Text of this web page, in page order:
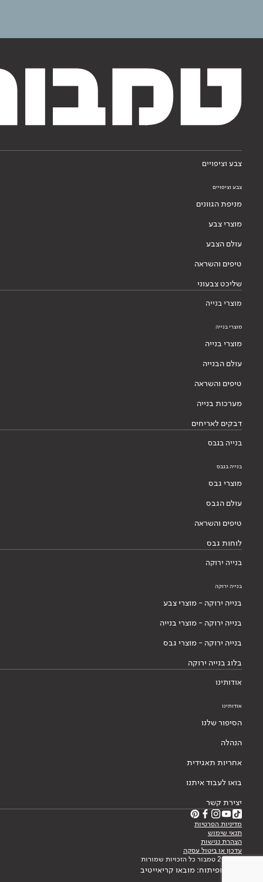
צבע וציפויים
צבע וציפויים
מניפת הגוונים
מוצרי צבע
עולם הצבע
טיפים והשראה
שליכט צבעוני
מוצרי בנייה
מוצרי בנייה
מוצרי בנייה
עולם הבנייה
טיפים והשראה
מערכות בנייה
דבקים לאריחים
בנייה בגבס
בנייה בגבס
מוצרי גבס
עולם הגבס
טיפים והשראה
לוחות גבס
בנייה ירוקה
בנייה ירוקה
בנייה ירוקה - מוצרי צבע
בנייה ירוקה - מוצרי בנייה
בנייה ירוקה - מוצרי גבס
בלוג בנייה ירוקה
אודותינו
אודותינו
הסיפור שלנו
הנהלה
אחריות תאגידית
בואו לעבוד איתנו
יצירת קשר
מדיניות הפרטיות
תנאי שימוש
הצהרת נגישות
עדכון או ביטול עסקה
© 2026 טמבור כל הזכויות שמורות
עיצוב ופיתוח: מובאו קריאייטיב